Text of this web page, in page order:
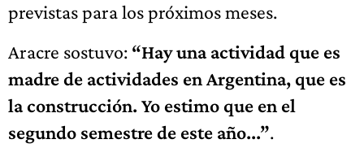
previstas para los próximos meses.
Aracre sostuvo: “Hay una actividad que es
madre de actividades en Argentina, que es
la construcción. Yo estimo que en el
segundo semestre de este año...”.